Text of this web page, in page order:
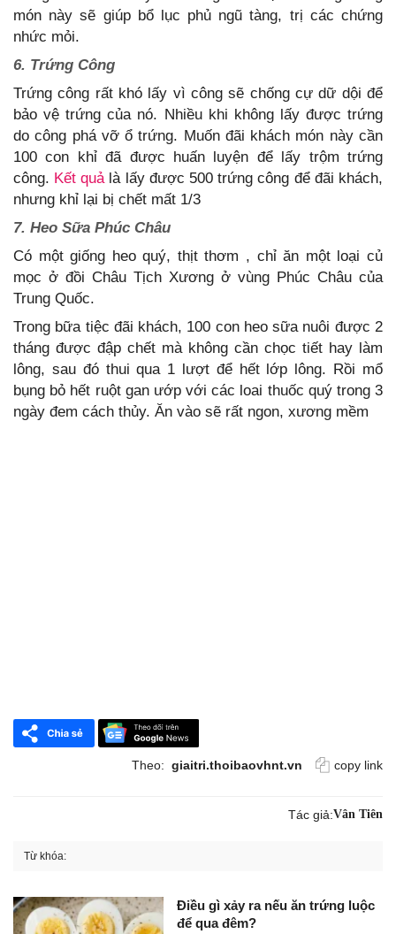
món này sẽ giúp bổ lục phủ ngũ tàng, trị các chứng
nhức mỏi.
6. Trứng Công
Trứng công rất khó lấy vì công sẽ chống cự dữ dội để
bảo vệ trứng của nó. Nhiều khi không lấy được trứng
do công phá vỡ ổ trứng. Muốn đãi khách món này cần
100 con khỉ đã được huấn luyện để lấy trộm trứng
công. Kết quảlà lấy được 500 trứng công để đãi khách,
nhưng khỉ lại bị chết mất 1/3
7. Heo Sữa Phúc Châu
Có một giống heo quý, thịt thơm , chỉ ăn một loại củ
mọc ở đồi Châu Tịch Xương ở vùng Phúc Châu của
Trung Quốc.
Trong bữa tiệc đãi khách, 100 con heo sữa nuôi được 2
tháng được đập chết mà không cần chọc tiết hay làm
lông, sau đó thui qua 1 lượt để hết lớp lông. Rồi mổ
bụng bỏ hết ruột gan ướp với các loai thuốc quý trong 3
ngày đem cách thủy. Ăn vào sẽ rất ngon, xương mềm
Theo: giaitri.thoibaovhnt.vn copy link
Tác giả:Vân Tiên
Từ khóa:
Điều gì xảy ra nếu ăn trứng luộc
để qua đêm?